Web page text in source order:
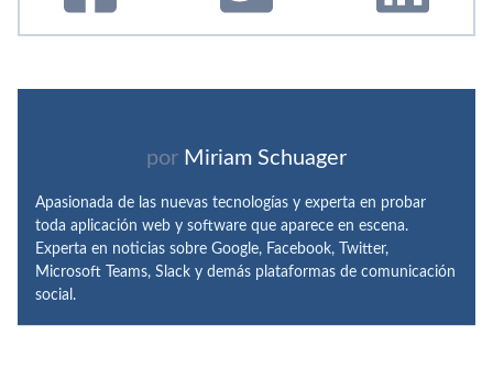
por Miriam Schuager
Apasionada de las nuevas tecnologías y experta en probar
toda aplicación web y software que aparece en escena.
Experta en noticias sobre Google, Facebook, Twitter,
Microsoft Teams, Slack y demás plataformas de comunicación
social.